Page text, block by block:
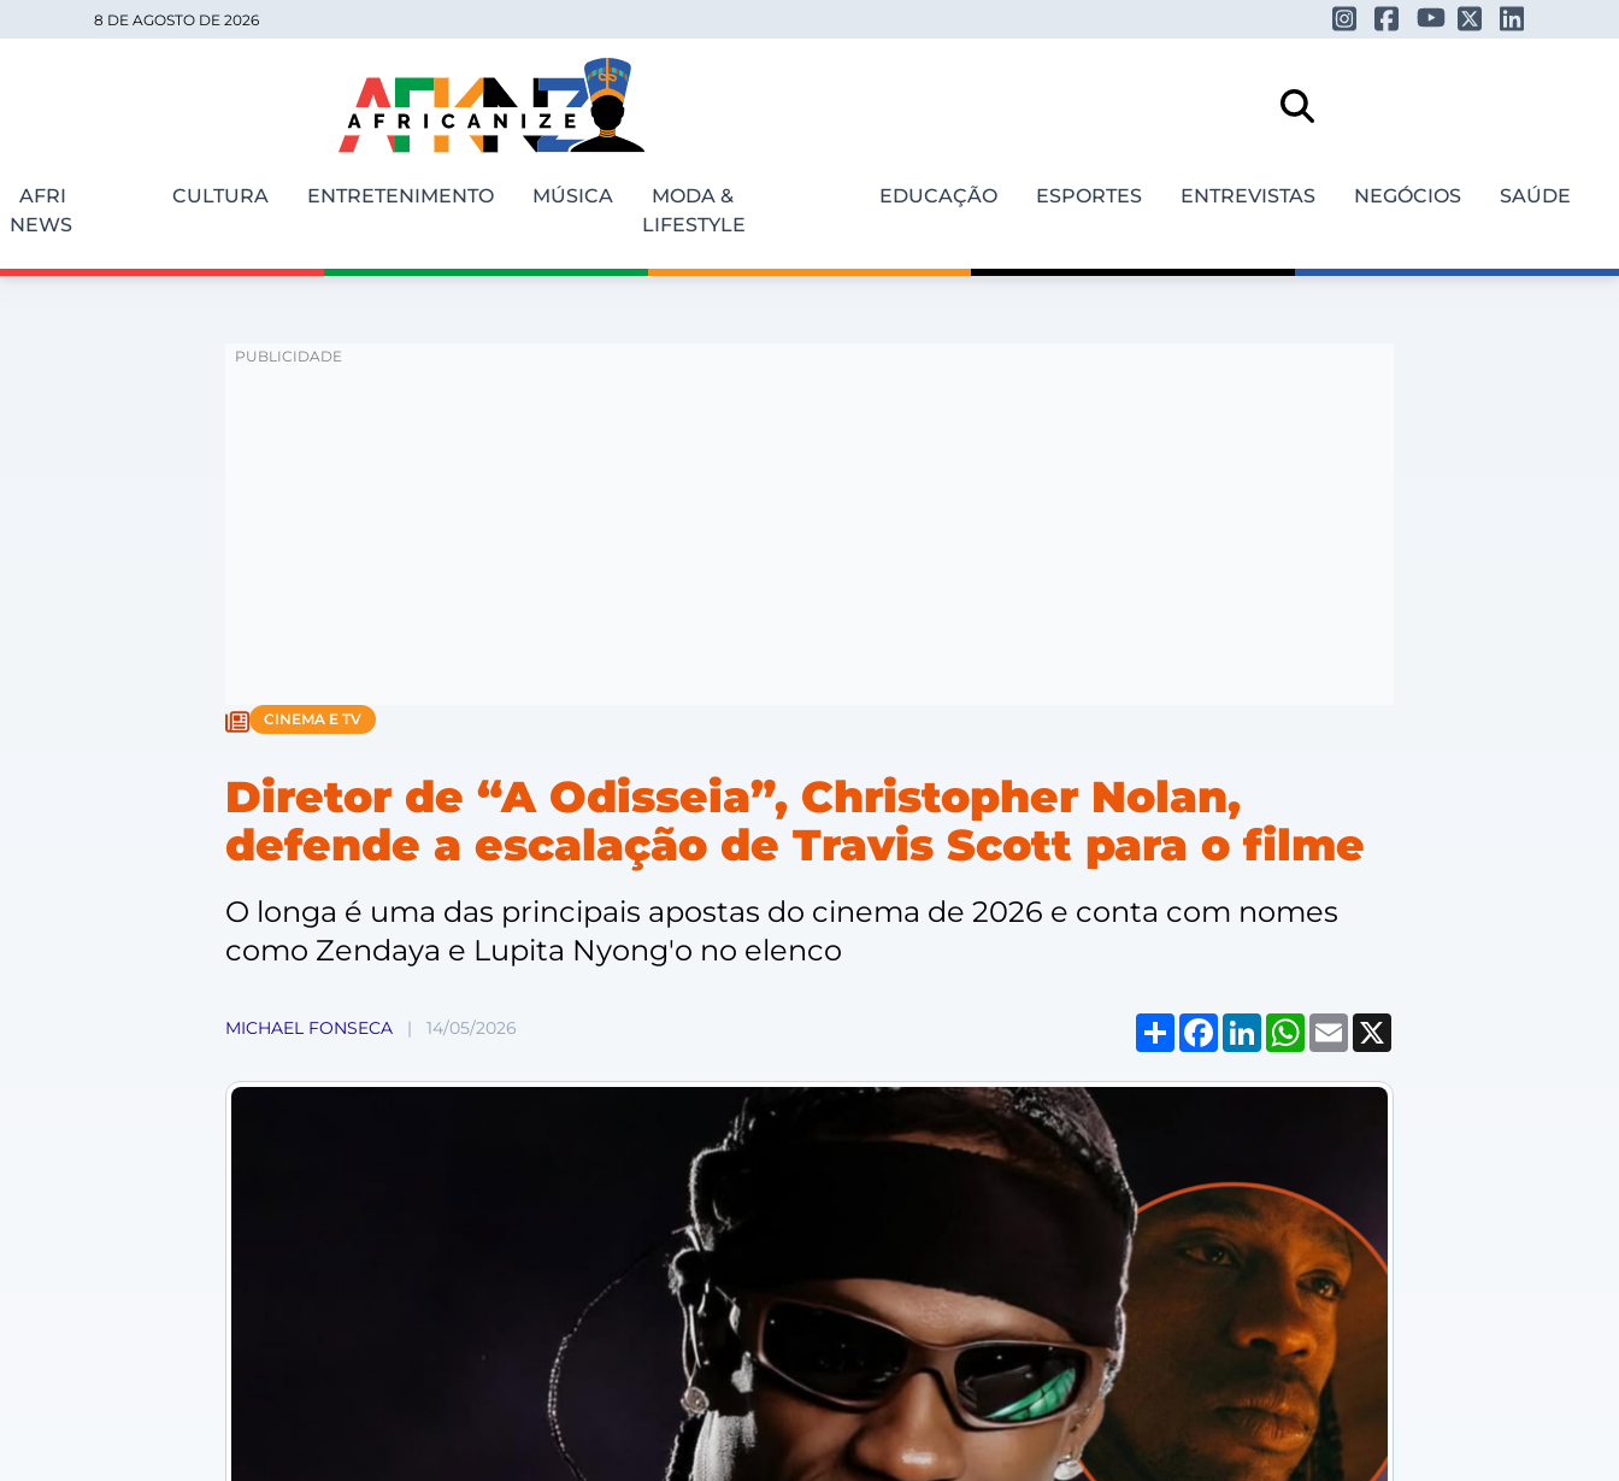
8 DE AGOSTO DE 2026
AFRI
NEWS
CULTURA ENTRETENIMENTO MÚSICA
MODA &
LIFESTYLE
EDUCAÇÃO ESPORTES ENTREVISTAS NEGÓCIOS SAÚDE
CINEMA E TV
Diretor de “A Odisseia”, Christopher Nolan,
defende a escalação de Travis Scott para o filme
O longa é uma das principais apostas do cinema de 2026 e conta com nomes
como Zendaya e Lupita Nyong'o no elenco
MICHAEL FONSECA | 14/05/2026 Compartilhar
Facebook
LinkedInWhatsApp
Email